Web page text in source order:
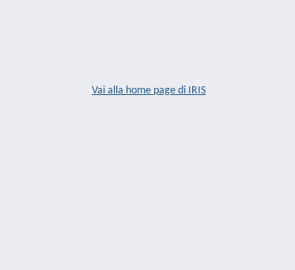
Vai alla home page di IRIS